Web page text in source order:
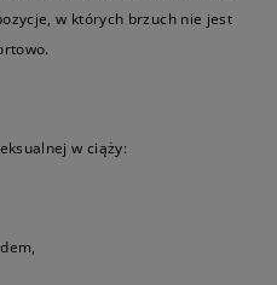
w których brzuch nie jest
w ciąży: